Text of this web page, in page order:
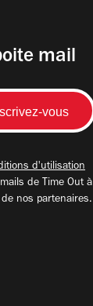
mail
d'utilisation
de Time Out à
nos partenaires.